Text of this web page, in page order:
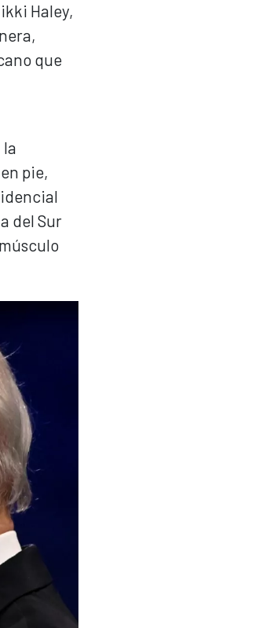
Haley,
que
pie,
del Sur